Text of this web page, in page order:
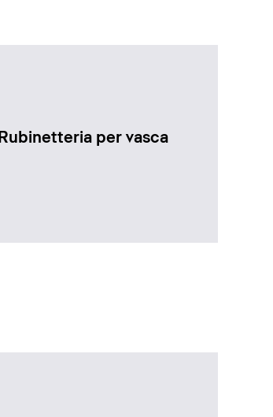
Rubinetteria per vasca